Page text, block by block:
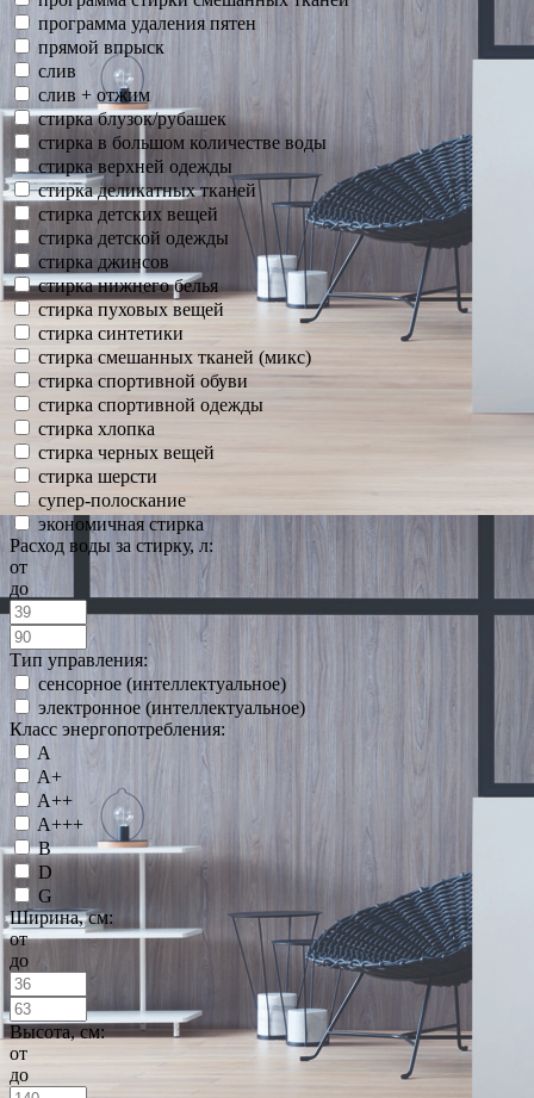
программа удаления пятен
прямой впрыск
слив
слив + отжим
стирка блузок/рубашек
стирка в большом количестве воды
стирка верхней одежды
стирка деликатных тканей
стирка детских вещей
стирка детской одежды
стирка джинсов
стирка нижнего белья
стирка пуховых вещей
стирка синтетики
стирка смешанных тканей (микс)
стирка спортивной обуви
стирка спортивной одежды
стирка хлопка
стирка черных вещей
стирка шерсти
супер-полоскание
экономичная стирка
Расход воды за стирку, л:
от
до
Тип управления:
сенсорное (интеллектуальное)
электронное (интеллектуальное)
Класс энергопотребления:
A
A+
A++
A+++
B
D
G
Ширина, см:
от
до
Высота, см:
от
до